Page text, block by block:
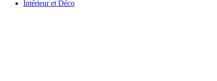
Intérieur et Déco